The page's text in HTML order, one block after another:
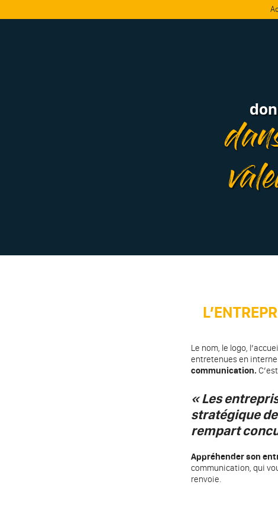
Le nom, le logo,
entretenues en
communication.
« Les
stratégique
rempart
Appréhender son
communication, qui
renvoie.